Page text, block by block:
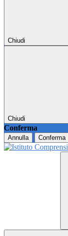
Chiudi
Chiudi
Conferma
Annulla Conferma